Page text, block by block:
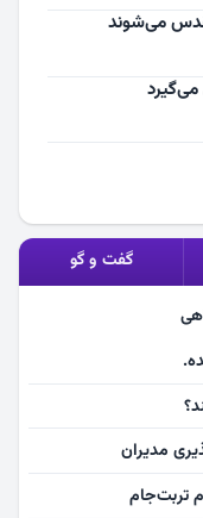
گفت و گو
مدیران
تربت‌جام